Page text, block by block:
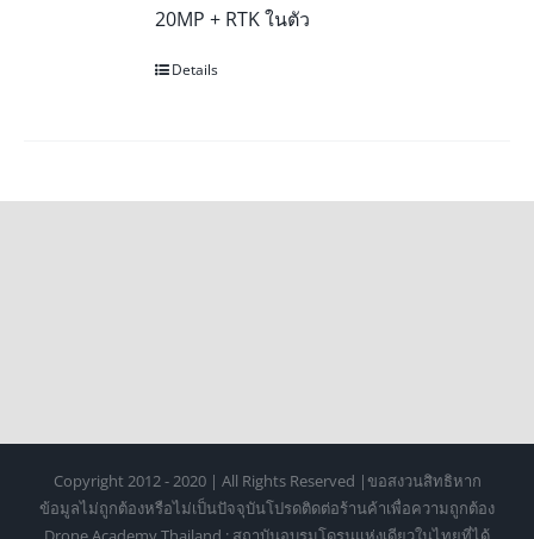
20MP + RTK ในตัว
Details
Copyright 2012 - 2020 | All Rights Reserved |ขอสงวนสิทธิหาก
ข้อมูลไม่ถูกต้องหรือไม่เป็นปัจจุบันโปรดติดต่อร้านค้าเพื่อความถูกต้อง